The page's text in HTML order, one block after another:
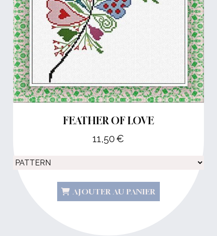
FEATHER OF LOVE
11,50€
AJOUTER AU PANIER